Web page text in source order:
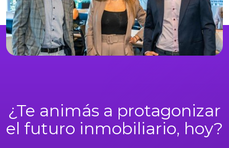
¿Te animás a protagonizar
el futuro inmobiliario, hoy?